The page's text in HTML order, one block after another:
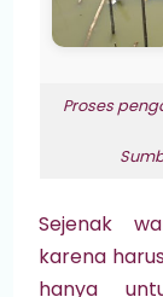
Proses
Sejenak
karena
hanya